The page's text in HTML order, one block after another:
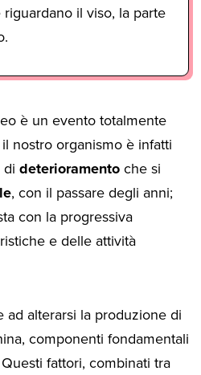
il viso, la parte
è un evento totalmente
il nostro organismo è infatti
deterioramentoche si
, con il passare degli anni;
con la progressiva
e delle attività
alterarsi la produzione di
componenti fondamentali
fattori, combinati tra